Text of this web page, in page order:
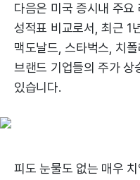
다음은 미국 증시내 주
성적표 비교로서, 최근 1
맥도날드, 스타벅스, 치
브랜드 기업들의 주가 상
있습니다.
피도 눈물도 없는 매우